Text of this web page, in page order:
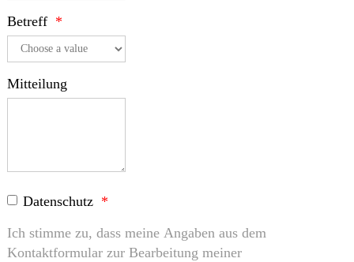
Betreff
Mitteilung
Datenschutz
Ich stimme zu, dass meine Angaben aus dem
Kontaktformular zur Bearbeitung meiner